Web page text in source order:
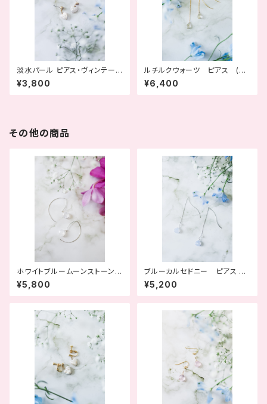
淡水パール ピアス・ヴィンテー
ジローズ (波の華)
¥3,800
ルチルクウォーツ ピアス (永
遠の輝き)
¥6,400
その他の商品
ホワイトブルームーンストーン
ピアス (月のきらめき)
¥5,800
ブルーカルセドニー ピアス
(大空のかけら)
¥5,200